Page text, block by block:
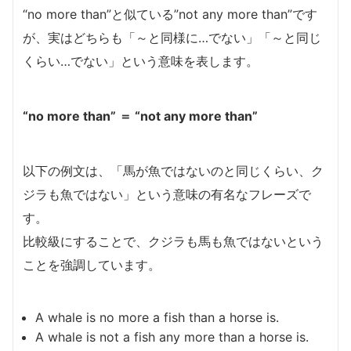
“no more than”と似ている”not any more than”です
が、実はどちらも「～と同様に…でない」「～と同じ
くらい…でない」という意味を表します。
“no more than” ＝ “not any more than”
以下の例文は、「馬が魚ではないのと同じくらい、ク
ジラも魚ではない」という意味の有名なフレーズで
す。
比較級にすることで、クジラも馬も魚ではないという
ことを強調しています。
A whale is no more a fish than a horse is.
A whale is not a fish any more than a horse is.